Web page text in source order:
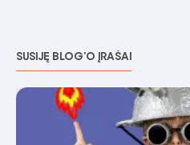
SUSIJĘ BLOG'O ĮRAŠAI